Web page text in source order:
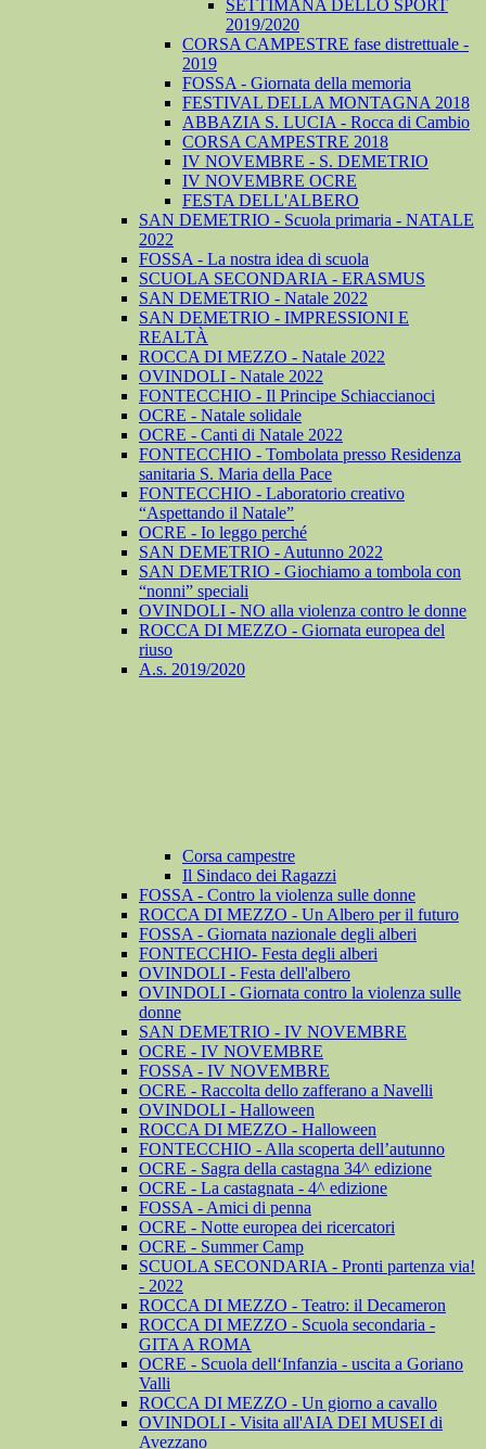
SETTIMANA DELLO SPORT
2019/2020
CORSA CAMPESTRE fase distrettuale -
2019
FOSSA - Giornata della memoria
FESTIVAL DELLA MONTAGNA 2018
ABBAZIA S. LUCIA - Rocca di Cambio
CORSA CAMPESTRE 2018
IV NOVEMBRE - S. DEMETRIO
IV NOVEMBRE OCRE
FESTA DELL'ALBERO
SAN DEMETRIO - Scuola primaria - NATALE
2022
FOSSA - La nostra idea di scuola
SCUOLA SECONDARIA - ERASMUS
SAN DEMETRIO - Natale 2022
SAN DEMETRIO - IMPRESSIONI E
REALTÀ
ROCCA DI MEZZO - Natale 2022
OVINDOLI - Natale 2022
FONTECCHIO - Il Principe Schiaccianoci
OCRE - Natale solidale
OCRE - Canti di Natale 2022
FONTECCHIO - Tombolata presso Residenza
sanitaria S. Maria della Pace
FONTECCHIO - Laboratorio creativo
“Aspettando il Natale”
OCRE - Io leggo perché
SAN DEMETRIO - Autunno 2022
SAN DEMETRIO - Giochiamo a tombola con
“nonni” speciali
OVINDOLI - NO alla violenza contro le donne
ROCCA DI MEZZO - Giornata europea del
riuso
A.s. 2019/2020
Corsa campestre
Il Sindaco dei Ragazzi
FOSSA - Contro la violenza sulle donne
ROCCA DI MEZZO - Un Albero per il futuro
FOSSA - Giornata nazionale degli alberi
FONTECCHIO- Festa degli alberi
OVINDOLI - Festa dell'albero
OVINDOLI - Giornata contro la violenza sulle
donne
SAN DEMETRIO - IV NOVEMBRE
OCRE - IV NOVEMBRE
FOSSA - IV NOVEMBRE
OCRE - Raccolta dello zafferano a Navelli
OVINDOLI - Halloween
ROCCA DI MEZZO - Halloween
FONTECCHIO - Alla scoperta dell’autunno
OCRE - Sagra della castagna 34^ edizione
OCRE - La castagnata - 4^ edizione
FOSSA - Amici di penna
OCRE - Notte europea dei ricercatori
OCRE - Summer Camp
SCUOLA SECONDARIA - Pronti partenza via!
- 2022
ROCCA DI MEZZO - Teatro: il Decameron
ROCCA DI MEZZO - Scuola secondaria -
GITA A ROMA
OCRE - Scuola dell‘Infanzia - uscita a Goriano
Valli
ROCCA DI MEZZO - Un giorno a cavallo
OVINDOLI - Visita all'AIA DEI MUSEI di
Avezzano